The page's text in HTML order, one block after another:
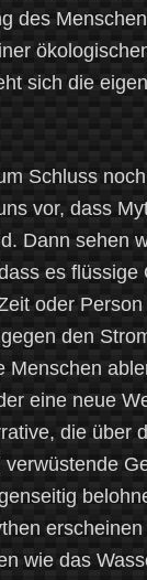
des
sich die
Schluss
vor, dass
Dann sehen
es flüssige
oder
den
Menschen
eine neue
die über
verwüstende
erscheinen
wie das